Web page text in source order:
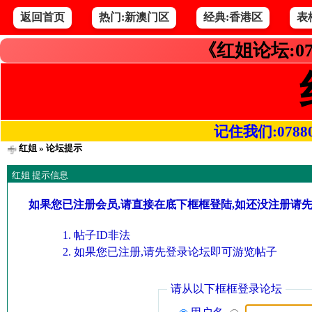
返回首页 热门:新澳门区 经典:香港区 表
《红姐论坛
记住我们
红姐» 论坛提示
红姐 提示信息
如果您已注册会员,请直接在底下框框登陆,如还没注册请
帖子ID非法
如果您已注册,请先登录论坛即可游览帖子
请从以下框框登录论坛